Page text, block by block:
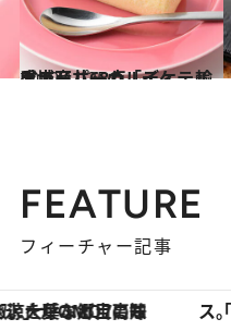
2020.11.25
成城石井、カルディ… 輸入スーパーの「イケテル手土産」68点
グルメ
FEATURE
フィーチャー記事